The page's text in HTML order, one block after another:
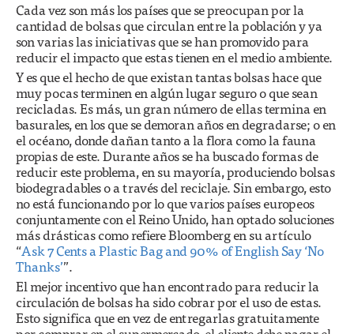
Cada vez son más los países que se preocupan por la
cantidad de bolsas que circulan entre la población y ya
son varias las iniciativas que se han promovido para
reducir el impacto que estas tienen en el medio ambiente.
Y es que el hecho de que existan tantas bolsas hace que
muy pocas terminen en algún lugar seguro o que sean
recicladas. Es más, un gran número de ellas termina en
basurales, en los que se demoran años en degradarse; o en
el océano, donde dañan tanto a la flora como la fauna
propias de este. Durante años se ha buscado formas de
reducir este problema, en su mayoría, produciendo bolsas
biodegradables o a través del reciclaje. Sin embargo, esto
no está funcionando por lo que varios países europeos
conjuntamente con el Reino Unido, han optado soluciones
más drásticas como refiere Bloomberg en su artículo
“Ask 7 Cents a Plastic Bag and 90% of English Say ‘No
Thanks’”.
El mejor incentivo que han encontrado para reducir la
circulación de bolsas ha sido cobrar por el uso de estas.
Esto significa que en vez de entregarlas gratuitamente